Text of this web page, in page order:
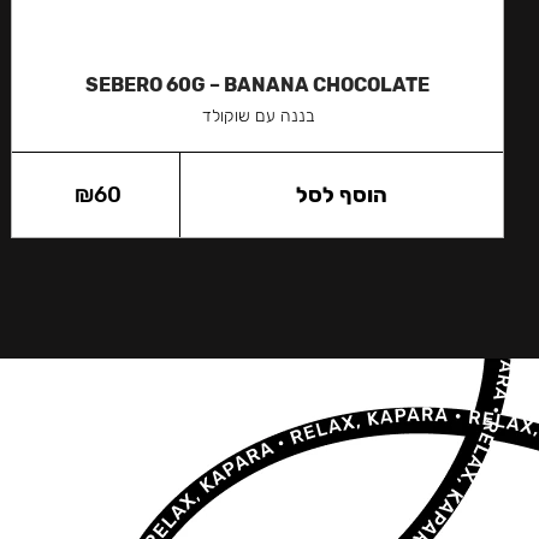
SEBERO 60G – BANANA CHOCOLATE
בננה עם שוקולד
₪60 הוסף לסל